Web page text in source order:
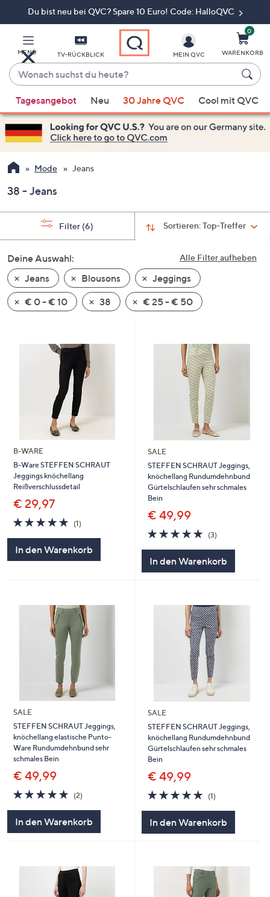
Du bist neu bei QVC? Spare 10 Euro! Code: HalloQVC
MENÜ TV-RÜCKBLICK
Wonach
suchst
du
heute?
Vorschläge
verfügbar
sind,
verwenden
Sie
Pfeiltasten
nach
und
nach
unten
oder
wischen
Sie
anzuzeigen.
MEIN QVC
0
WARENKORB
Tagesangebot Neu 30 Jahre QVC Cool mit QVC
Mode Jeans
38 - Jeans
Sortieren:Top-Treffer
Filter (6)
Alle Filter aufheben
Deine Auswahl:
Jeans
Blousons
Jeggings
€ 0 - € 10
38 € 25 - € 50
B-WARE
B-Ware STEFFEN SCHRAUT
Jeggings knöchellang
Reißverschlussdetail
€ 29,97
5.0
von
(1)1
In den Warenkorb
SALE
STEFFEN SCHRAUT Jeggings,
knöchellang Rundumdehnbund
Gürtelschlaufen sehr schmales
Bein
€ 49,99
5.0
von
(3)3
In den Warenkorb
SALE
STEFFEN SCHRAUT Jeggings,
knöchellang elastische Punto-
Ware Rundumdehnbund sehr
schmales Bein
€ 49,99
5.0
von
(2)2
In den Warenkorb
SALE
STEFFEN SCHRAUT Jeggings,
knöchellang Rundumdehnbund
Gürtelschlaufen sehr schmales
Bein
€ 49,99
5.0
von
(1)1
In den Warenkorb